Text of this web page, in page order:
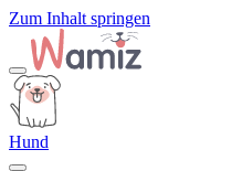
Zum Inhalt springen
Hund